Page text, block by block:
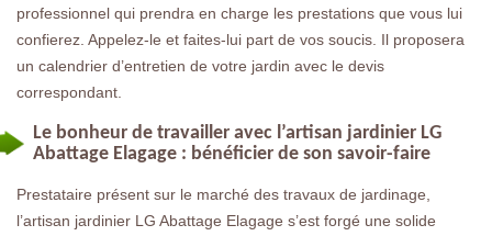
professionnel qui prendra en charge les prestations que vous lui
confierez. Appelez-le et faites-lui part de vos soucis. Il proposera
un calendrier d’entretien de votre jardin avec le devis
correspondant.
Le bonheur de travailler avec l’artisan jardinier LG
Abattage Elagage : bénéficier de son savoir-faire
Prestataire présent sur le marché des travaux de jardinage,
l’artisan jardinier LG Abattage Elagage s’est forgé une solide